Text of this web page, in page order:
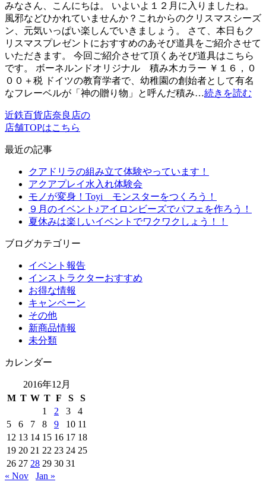
みなさん、こんにちは。 いよいよ１２月に入りましたね。
風邪などひかれていませんか？これからのクリスマスシーズ
ン、元気いっぱい楽しんでいきましょう。 さて、本日もク
リスマスプレゼントにおすすめのあそび道具をご紹介させて
いただきます。 今回ご紹介させて頂くあそび道具はこちら
です。 ボーネルンドオリジナル 積み木カラー ￥１６，０
００＋税 ドイツの教育学者で、幼稚園の創始者として有名
なフレーベルが「神の贈り物」と呼んだ積み…続きを読む
近鉄百貨店奈良店の
店舗TOPはこちら
最近の記事
クアドリラの組み立て体験やっています！
アクアプレイ水入れ体験会
モノが変身！Toyi モンスターをつくろう！
９月のイベント♪アイロンビーズでパフェを作ろう！
夏休みは楽しいイベントでワクワクしょう！！
ブログカテゴリー
イベント報告
インストラクターおすすめ
お得な情報
キャンペーン
その他
新商品情報
未分類
カレンダー
2016年12月
M T W T F S
S
1
2 3
4
5
6 7 8 9 10 11
12 13 14 15 16 17 18
19 20 21 22 23 24 25
26 27 28 29 30 31
« Nov
Jan »